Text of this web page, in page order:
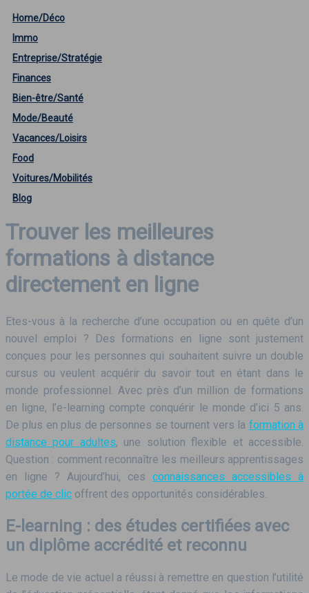
Home/Déco
Immo
Entreprise/Stratégie
Finances
Bien-être/Santé
Mode/Beauté
Vacances/Loisirs
Food
Voitures/Mobilités
Blog
Trouver les meilleures
formations à distance
directement en ligne
Etes-vous à la recherche d’une occupation ou en quête d’un
nouvel emploi ? Des formations en ligne sont justement
conçues pour les personnes qui souhaitent suivre un double
cursus ou veulent acquérir du savoir tout en étant dans le
monde professionnel. Avec près d’un million de formations
en ligne, l’e-learning compte conquérir le monde d’ici 5 ans.
De plus en plus de personnes se tournent vers la formation à
distance pour adultes, une solution flexible et accessible.
Question : comment reconnaître les meilleurs apprentissages
en ligne ? Aujourd’hui, ces connaissances accessibles à
portée de clic offrent des opportunités considérables.
E-learning : des études certifiées avec
un diplôme accrédité et reconnu
Le mode de vie actuel a réussi à remettre en question l’utilité